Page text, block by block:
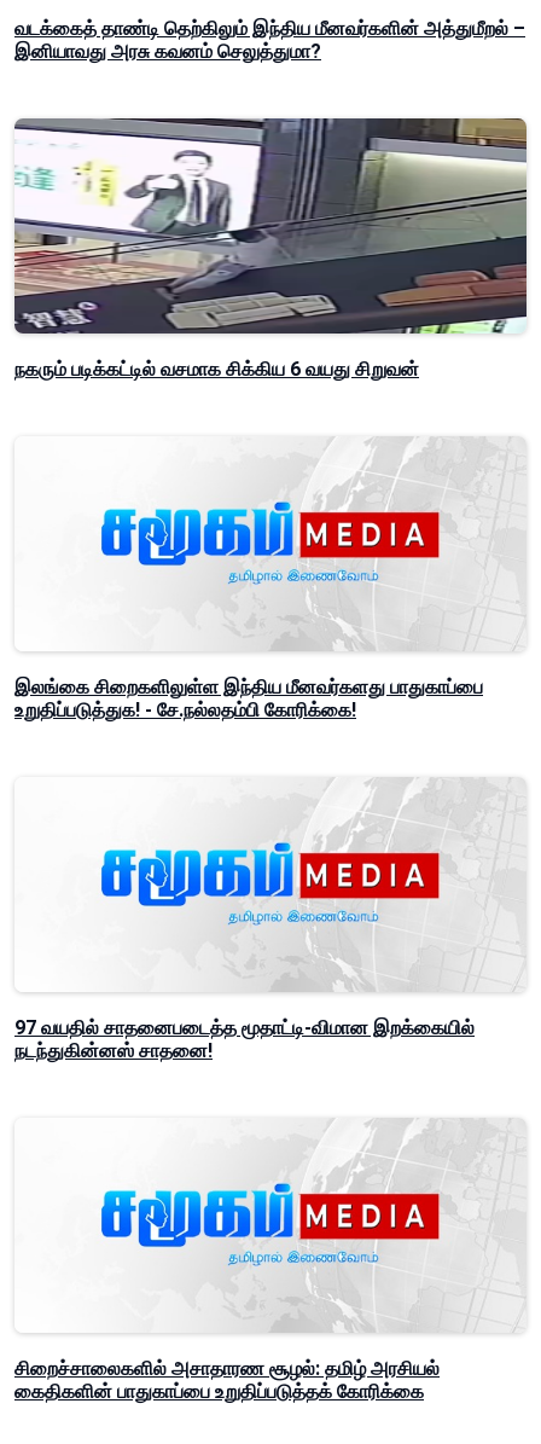
வடக்கைத் தாண்டி தெற்கிலும் இந்திய மீனவர்களின் அத்துமீறல் –
இனியாவது அரசு கவனம் செலுத்துமா?
நகரும் படிக்கட்டில் வசமாக சிக்கிய 6 வயது சிறுவன்
இலங்கை சிறைகளிலுள்ள இந்திய மீனவர்களது பாதுகாப்பை
உறுதிப்படுத்துக! - சே.நல்லதம்பி கோரிக்கை!
97 வயதில் சாதனைபடைத்த மூதாட்டி-விமான இறக்கையில்
நடந்துகின்னஸ் சாதனை!
சிறைச்சாலைகளில் அசாதாரண சூழல்: தமிழ் அரசியல்
கைதிகளின் பாதுகாப்பை உறுதிப்படுத்தக் கோரிக்கை